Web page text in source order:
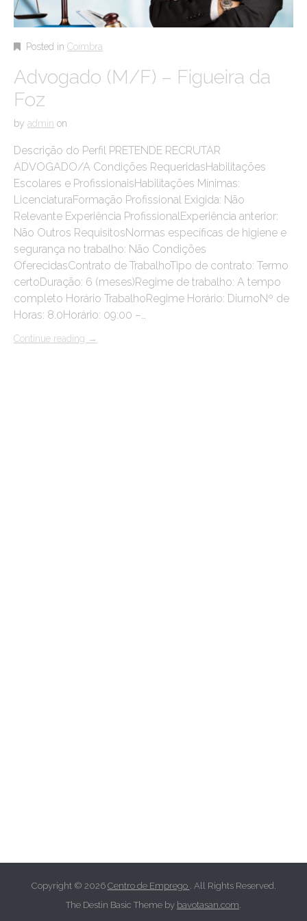
Posted in Coimbra
Advogado (M/F) – Figueira da
Foz
by admin on
Descrição do Perfil PRETENDE RECRUTAR
ADVOGADO/A Condições RequeridasHabilitações
Escolares e ProfissionaisHabilitações Mínimas:
LicenciaturaFormação Profissional Exigida: Não
Relevante Experiência ProfissionalExperiência anterior:
Não Outros RequisitosNormas específicas de higiene e
segurança no trabalho: Não Condições
OferecidasContrato de TrabalhoTipo de contrato: Termo
certoDuração: 6 (meses)Regime de trabalho: A tempo
completo Horário TrabalhoRegime Horário: DiurnoNº de
Horas: 8.0Horário: 09:00 –…
Continue reading →
Copyright © 2026 Centro de Emprego . All Rights Reserved.
The Destin Basic Theme by bavotasan.com.